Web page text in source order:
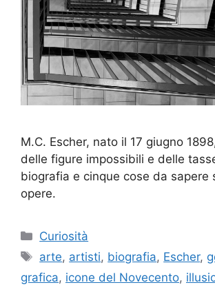
M.C. Escher, nato il 17 giugno
delle figure impossibili e delle
biografia e cinque cose da sapere
opere.
Categorie
Curiosità
Tag
arte, artisti, biografia, Escher,
grafica, icone del Novecento,